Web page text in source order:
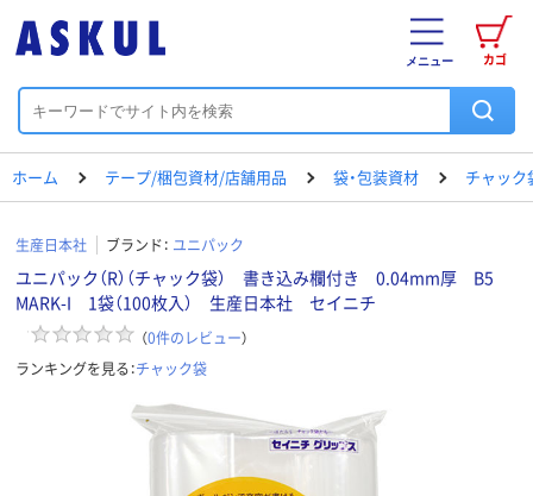
カゴ
メニュー
ホーム テープ/梱包資材/店舗用品 袋・包装資材 チャック
生産日本社 ブランド： ユニパック
ユニパック（R）（チャック袋） 書き込み欄付き 0.04mm厚 B5
MARK-I 1袋（100枚入） 生産日本社 セイニチ
（0件のレビュー）
ランキングを見る：チャック袋